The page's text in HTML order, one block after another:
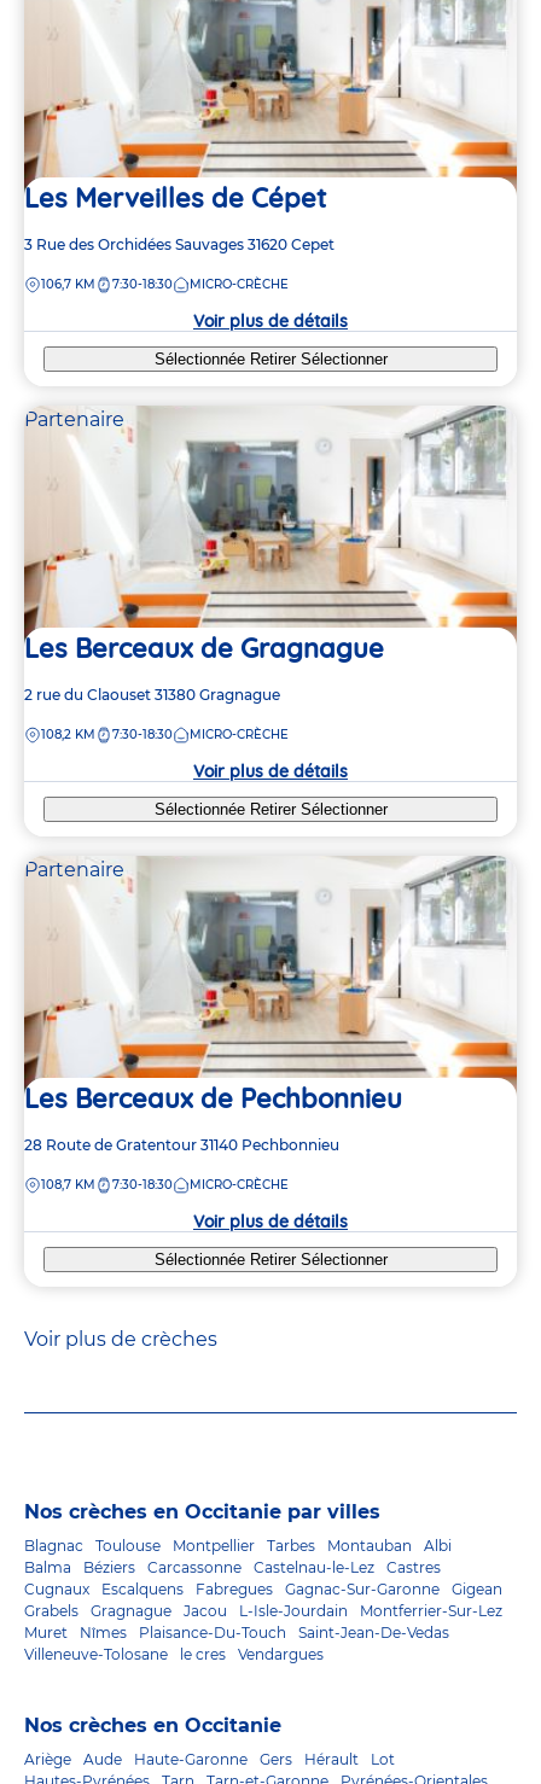
Les Merveilles de Cépet
Adresse
la
3 Rue des Orchidées Sauvages 31620 Cepet
DISTANCE
106,7 KM 7:30-18:30 MICRO-CRÈCHE
Voir plus de détails
Sélectionnée Retirer Sélectionner
Partenaire
Les Berceaux de Gragnague
Adresse
la
2 rue du Claouset 31380 Gragnague
DISTANCE
108,2 KM 7:30-18:30 MICRO-CRÈCHE
Voir plus de détails
Sélectionnée Retirer Sélectionner
Partenaire
Les Berceaux de Pechbonnieu
Adresse
la
28 Route de Gratentour 31140 Pechbonnieu
DISTANCE
108,7 KM 7:30-18:30 MICRO-CRÈCHE
Voir plus de détails
Sélectionnée Retirer Sélectionner
Voir plus de crèches
Nos crèches en Occitanie par villes
Blagnac Toulouse Montpellier Tarbes Montauban
Albi
Balma
Béziers Carcassonne Castelnau-le-Lez
Castres
Cugnaux
Escalquens Fabregues Gagnac-Sur-Garonne
Gigean
Grabels
Gragnague Jacou L-Isle-Jourdain
Montferrier-Sur-Lez
Muret
Nîmes Plaisance-Du-Touch
Saint-Jean-De-Vedas
Villeneuve-Tolosane
le cres Vendargues
Nos crèches en Occitanie
Ariège Aude Haute-Garonne Gers Hérault
Lot
Hautes-Pyrénées
Tarn Tarn-et-Garonne
Pyrénées-Orientales